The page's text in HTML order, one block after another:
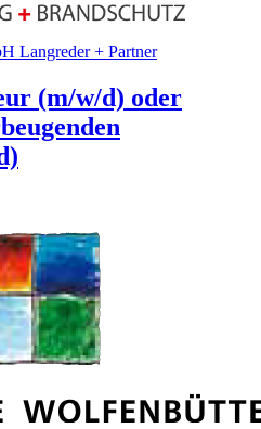
Langreder + Partner
(m/w/d) oder